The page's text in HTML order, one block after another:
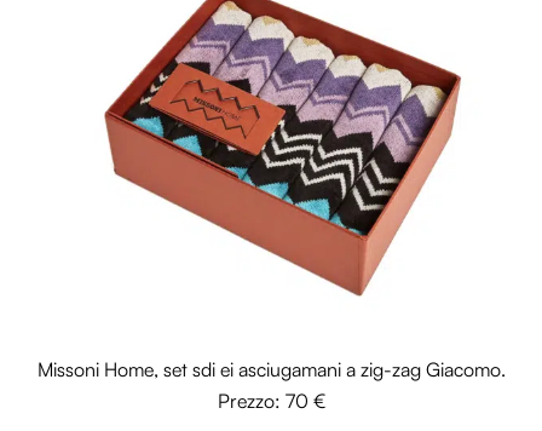
Missoni Home, set sdi ei asciugamani a zig-zag Giacomo.
Prezzo: 70 €